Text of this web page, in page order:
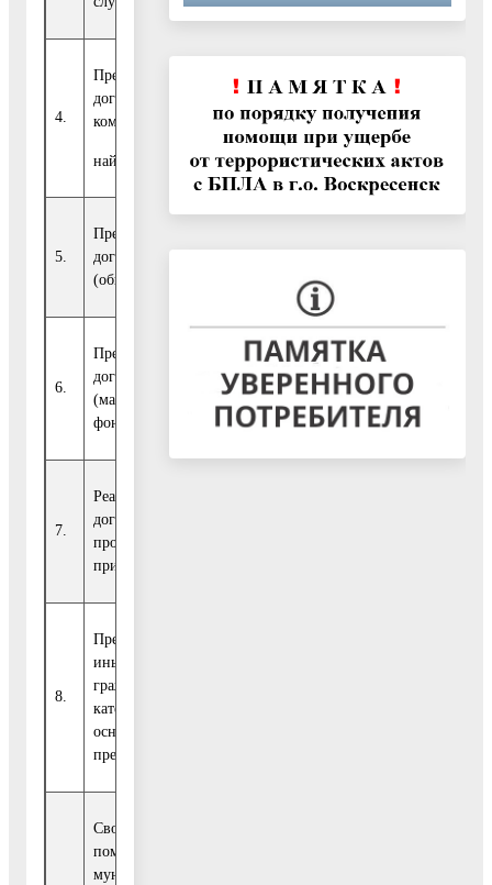
4.
Предоставлены по
договорам
коммерческого
найма
0 0 0
5.
Предоставлены по
договорам найма
(общежитие)
6.
Предоставлены по
договорам найма
(маневренный
фонд)
0 0
7.
Реализованы по
договорам купли-
продажи (кроме
приватизации)
8.
Предоставлены
иным категориям
граждан (указать
категорию и
основание
предоставления)
Свободные жилые
помещения
муниципального